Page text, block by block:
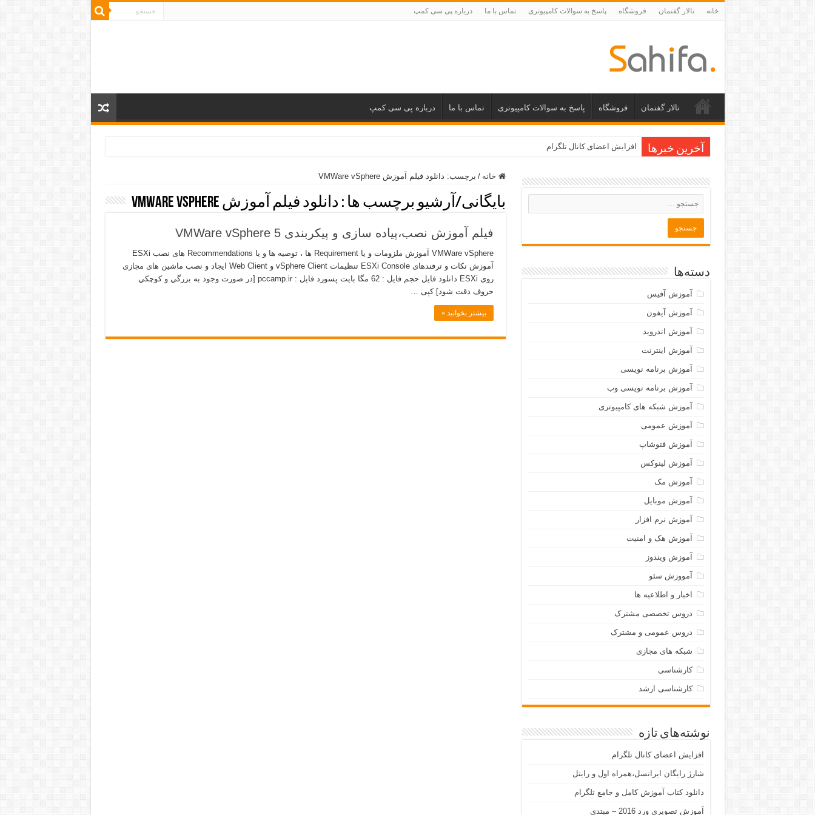
خانه تالار گفتمان فروشگاه پاسخ به سوالات کامپیوتری تماس با ما درباره پی سی کمپ
تالار گفتمان فروشگاه پاسخ به سوالات کامپیوتری تماس با ما درباره پی سی کمپ
آخرین خبرها افزایش اعضای کانال تلگرام
خانه / برچسب: دانلود فیلم آموزش VMWare vSphere
بایگانی/آرشیو برچسب ها : دانلود فیلم آموزش VMWare vSphere
فیلم آموزش نصب،پیاده سازی و پیکربندی VMWare vSphere 5
VMWare vSphere آموزش ملزومات و یا Requirement ها ، توصیه ها و یا Recommendations های نصب ESXi
آموزش نکات و ترفندهای ESXi Console تنظیمات vSphere Client و Web Client ایجاد و نصب ماشین های مجازی
روی ESXi دانلود فایل حجم فایل : 62 مگا بايت پسورد فایل : pccamp.ir [در صورت وجود به بزرگي و كوچكي
حروف دقت شود] کپی …
بیشتر بخوانید »
دسته‌ها
آموزش آفیس
آموزش آیفون
آموزش اندروید
آموزش اینترنت
آموزش برنامه نویسی
آموزش برنامه نویسی وب
آموزش شبکه های کامپیوتری
آموزش عمومی
آموزش فتوشاپ
آموزش لینوکس
آموزش مک
آموزش موبایل
آموزش نرم افزار
آموزش هک و امنیت
آموزش ویندوز
آمووزش سئو
اخبار و اطلاعیه ها
دروس تخصصی مشترک
دروس عمومی و مشترک
شبکه های مجازی
کارشناسی
کارشناسی ارشد
نوشته‌های تازه
افزایش اعضای کانال تلگرام
شارژ رایگان ایرانسل،همراه اول و رایتل
دانلود کتاب آموزش کامل و جامع تلگرام
آموزش تصویری ورد 2016 – مبتدی